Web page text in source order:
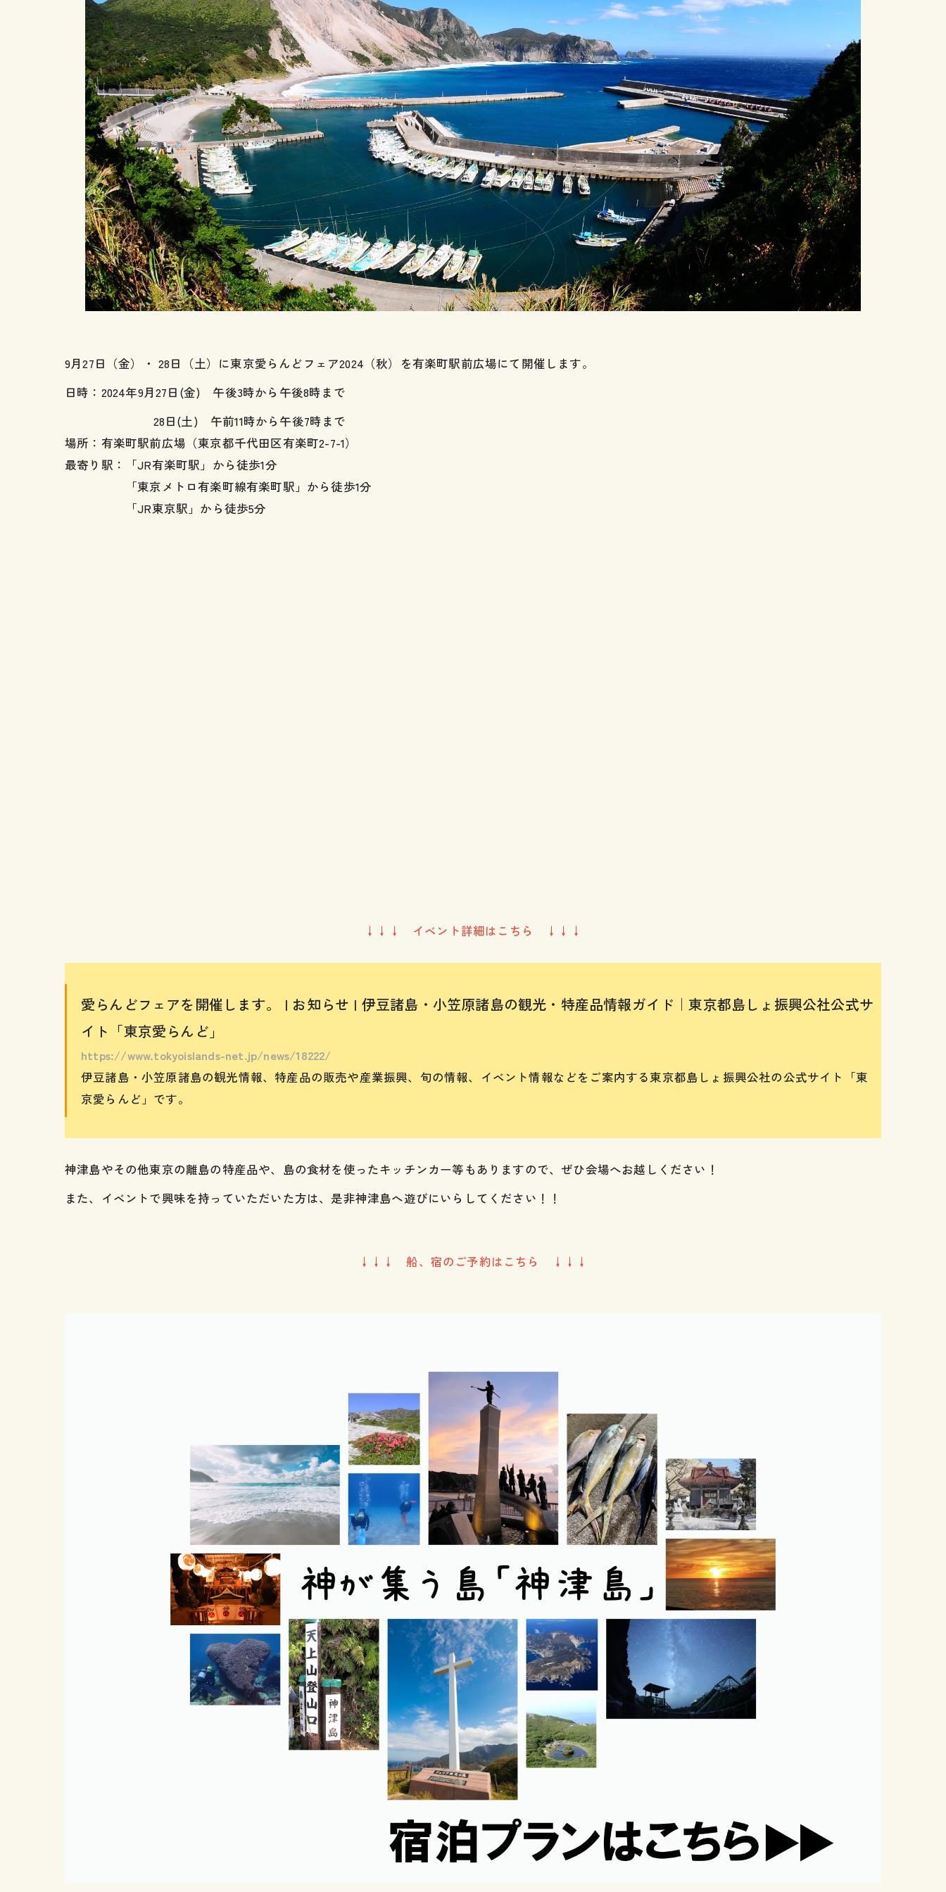
9月27日（金）・ 28日（土）に東京愛らんどフェア2024（秋）を有楽町駅前広場にて開催します。
日時：2024年9月27日(金) 午後3時から午後8時まで
28日(土) 午前11時から午後7時まで
場所：有楽町駅前広場（東京都千代田区有楽町2-7-1）
最寄り駅：「JR有楽町駅」から徒歩1分
「東京メトロ有楽町線有楽町駅」から徒歩1分
「JR東京駅」から徒歩5分
↓↓↓ イベント詳細はこちら ↓↓↓
愛らんどフェアを開催します。 | お知らせ | 伊豆諸島・小笠原諸島の観光・特産品情報ガイド｜東京都島しょ振興公社公式サ
イト「東京愛らんど」
https://www.tokyoislands-net.jp/news/18222/
伊豆諸島・小笠原諸島の観光情報、特産品の販売や産業振興、旬の情報、イベント情報などをご案内する東京都島しょ振興公社の公式サイト「東
京愛らんど」です。
神津島やその他東京の離島の特産品や、島の食材を使ったキッチンカー等もありますので、ぜひ会場へお越しください！
また、イベントで興味を持っていただいた方は、是非神津島へ遊びにいらしてください！！
↓↓↓ 船、宿のご予約はこちら ↓↓↓